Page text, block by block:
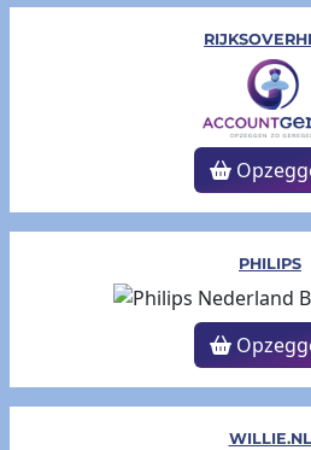
PHILIPS
WILLIE.NL